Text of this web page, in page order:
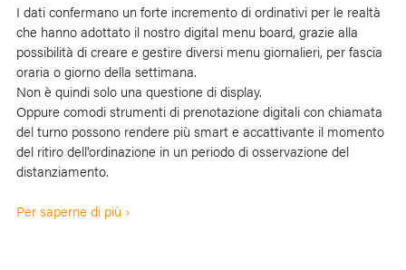
I dati confermano un forte incremento di ordinativi per le realtà
che hanno adottato il nostro digital menu board, grazie alla
possibilità di creare e gestire diversi menu giornalieri, per fascia
oraria o giorno della settimana.
Non è quindi solo una questione di display.
Oppure comodi strumenti di prenotazione digitali con chiamata
del turno possono rendere più smart e accattivante il momento
del ritiro dell'ordinazione in un periodo di osservazione del
distanziamento.
Per saperne di più ›